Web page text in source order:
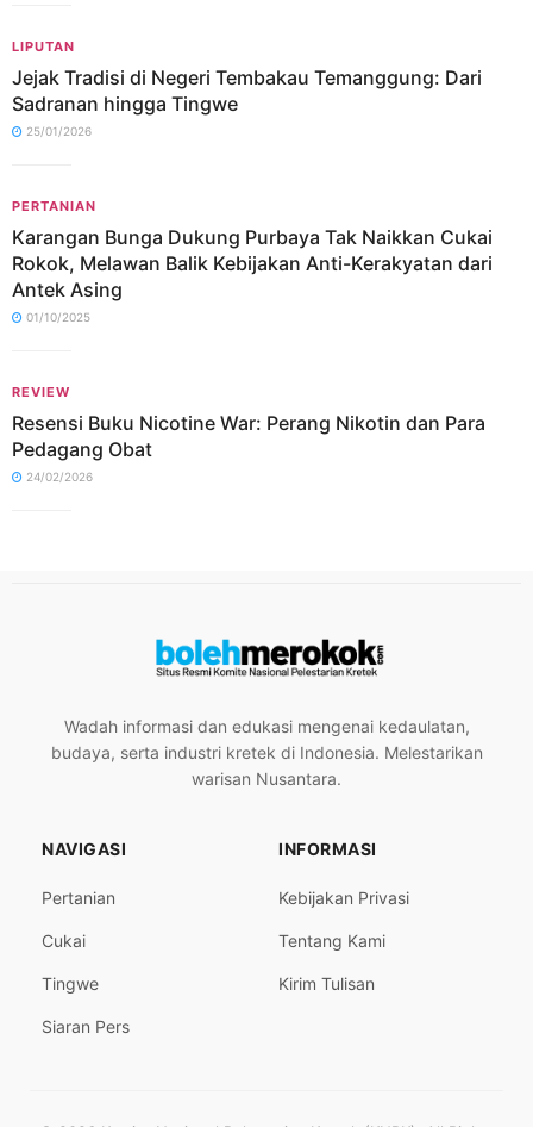
LIPUTAN
Jejak Tradisi di Negeri Tembakau Temanggung: Dari
Sadranan hingga Tingwe
25/01/2026
PERTANIAN
Karangan Bunga Dukung Purbaya Tak Naikkan Cukai
Rokok, Melawan Balik Kebijakan Anti-Kerakyatan dari
Antek Asing
01/10/2025
REVIEW
Resensi Buku Nicotine War: Perang Nikotin dan Para
Pedagang Obat
24/02/2026
Wadah informasi dan edukasi mengenai kedaulatan,
budaya, serta industri kretek di Indonesia. Melestarikan
warisan Nusantara.
NAVIGASI
Pertanian
Cukai
Tingwe
Siaran Pers
INFORMASI
Kebijakan Privasi
Tentang Kami
Kirim Tulisan